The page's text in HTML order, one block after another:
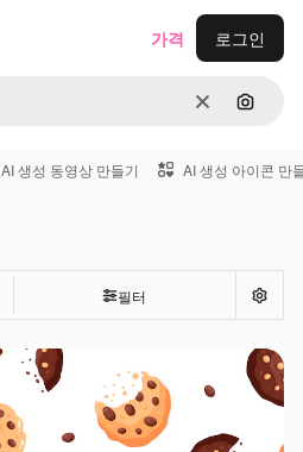
지우기이미지
가격 로그인
AI 생성 동영상 만들기 AI 생성 아이콘 만
필터